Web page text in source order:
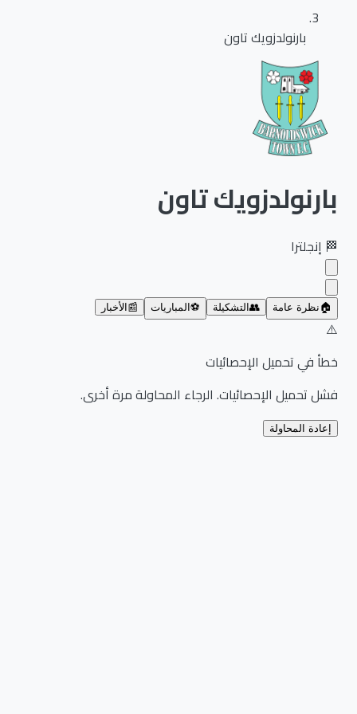
بارنولدزويك تاون
بارنولدزويك تاون
إنجلترا
نظرة عامة 👥 التشكيلة ⚽ المباريات 📰 الأخبار
خطأ في تحميل الإحصائيات
فشل تحميل الإحصائيات. الرجاء المحاولة مرة أخرى.
إعادة المحاولة